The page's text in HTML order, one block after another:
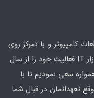
کامپیوتر و با تمرکز روی
بهترین و معتبرترین برندهای موجود در بازار IT فعالیت خود را از سال
سعی نمودیم تا با
تعهداتمان در قبال شما